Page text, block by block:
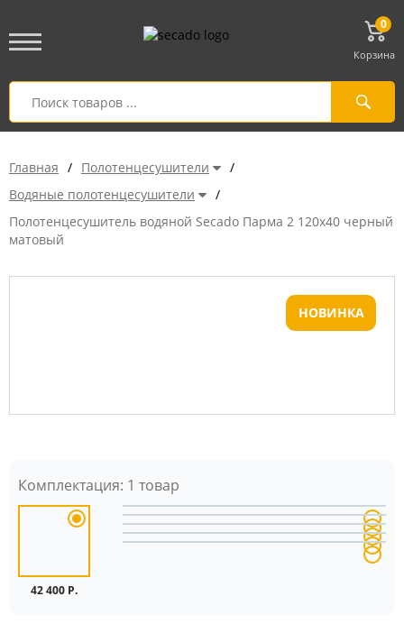
0
Корзина
Главная / Полотенцесушители
/
Водяные полотенцесушители
/
Полотенцесушитель водяной Secado Парма 2 120x40 черный
матовый
НОВИНКА
Комплектация: 1 товар
42 400 Р.